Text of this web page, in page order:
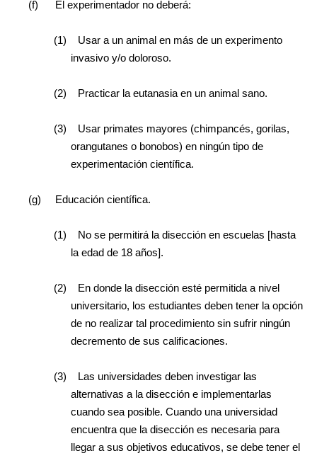
(f) El experimentador no deberá:
(1)
Usar a un animal en más de un experimento
invasivo y/o doloroso.
(2) Practicar la eutanasia en un animal sano.
(3)
Usar primates mayores (chimpancés, gorilas,
orangutanes o bonobos) en ningún tipo de
experimentación científica.
(g) Educación científica.
(1)
No se permitirá la disección en escuelas [hasta
la edad de 18 años].
(2)
En donde la disección esté permitida a nivel
universitario, los estudiantes deben tener la opción
de no realizar tal procedimiento sin sufrir ningún
decremento de sus calificaciones.
(3)
Las universidades deben investigar las
alternativas a la disección e implementarlas
cuando sea posible. Cuando una universidad
encuentra que la disección es necesaria para
llegar a sus objetivos educativos, se debe tener el